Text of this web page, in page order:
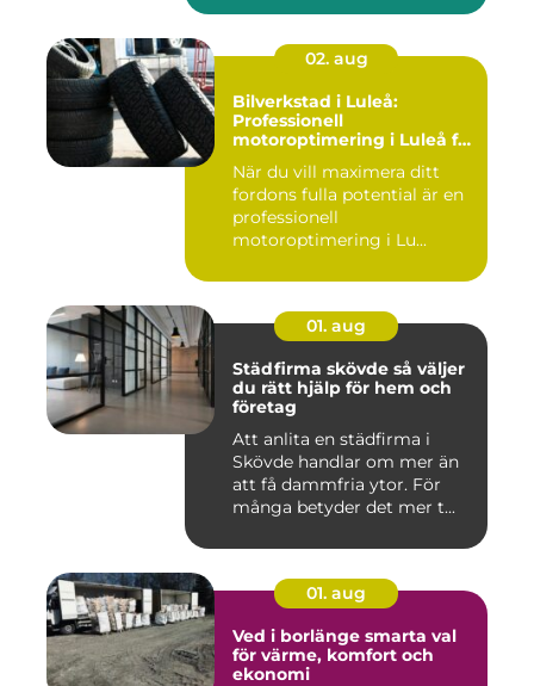
02. aug
Bilverkstad i Luleå:
Professionell
motoroptimering i Luleå för
När du vill maximera ditt
fordons fulla potential är en
professionell
motoroptimering i Lu...
01. aug
Städfirma skövde så väljer
du rätt hjälp för hem och
företag
Att anlita en städfirma i
Skövde handlar om mer än
att få dammfria ytor. För
många betyder det mer t...
01. aug
Ved i borlänge smarta val
för värme, komfort och
ekonomi